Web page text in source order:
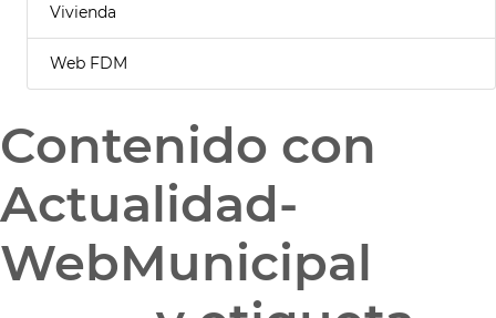
Vivienda
Web FDM
Contenido con
Actualidad-
WebMunicipal